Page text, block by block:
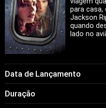
para casa,
Jackson
quando
lado no
no hotel
manda
simples
Data de Lançamento
Duração